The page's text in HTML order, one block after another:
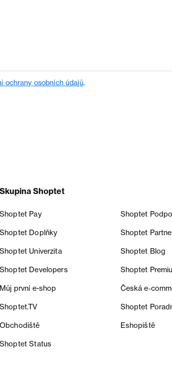
ochrany osobních údajů.
Skupina Shoptet
Shoptet Pay Shoptet
Shoptet Doplňky Shoptet
Shoptet Univerzita Shoptet Blog
Shoptet Developers Shoptet
Můj první e-shop Česká
Shoptet.TV Shoptet
Obchodiště Eshopiště
Shoptet Status